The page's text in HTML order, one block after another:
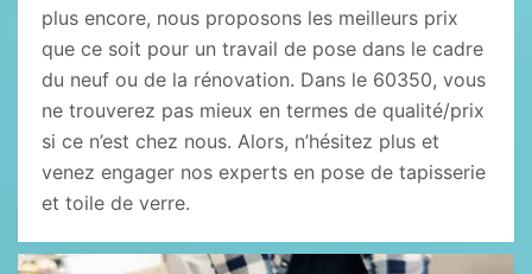
plus encore, nous proposons les meilleurs prix
que ce soit pour un travail de pose dans le cadre
du neuf ou de la rénovation. Dans le 60350, vous
ne trouverez pas mieux en termes de qualité/prix
si ce n’est chez nous. Alors, n’hésitez plus et
venez engager nos experts en pose de tapisserie
et toile de verre.